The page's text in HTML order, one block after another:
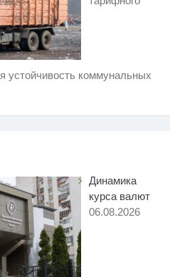
устойчивость коммунальных
Динамика
курса валют
06.08.2026
i
пляже
секунд,
секунд, но